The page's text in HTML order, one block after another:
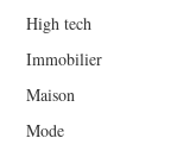
High tech
Immobilier
Maison
Mode